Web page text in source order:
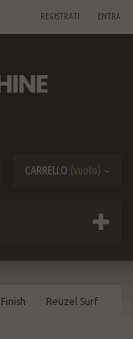
ENTRA
REGISTRATI
CARRELLO (vuoto)
Reuzel Surf